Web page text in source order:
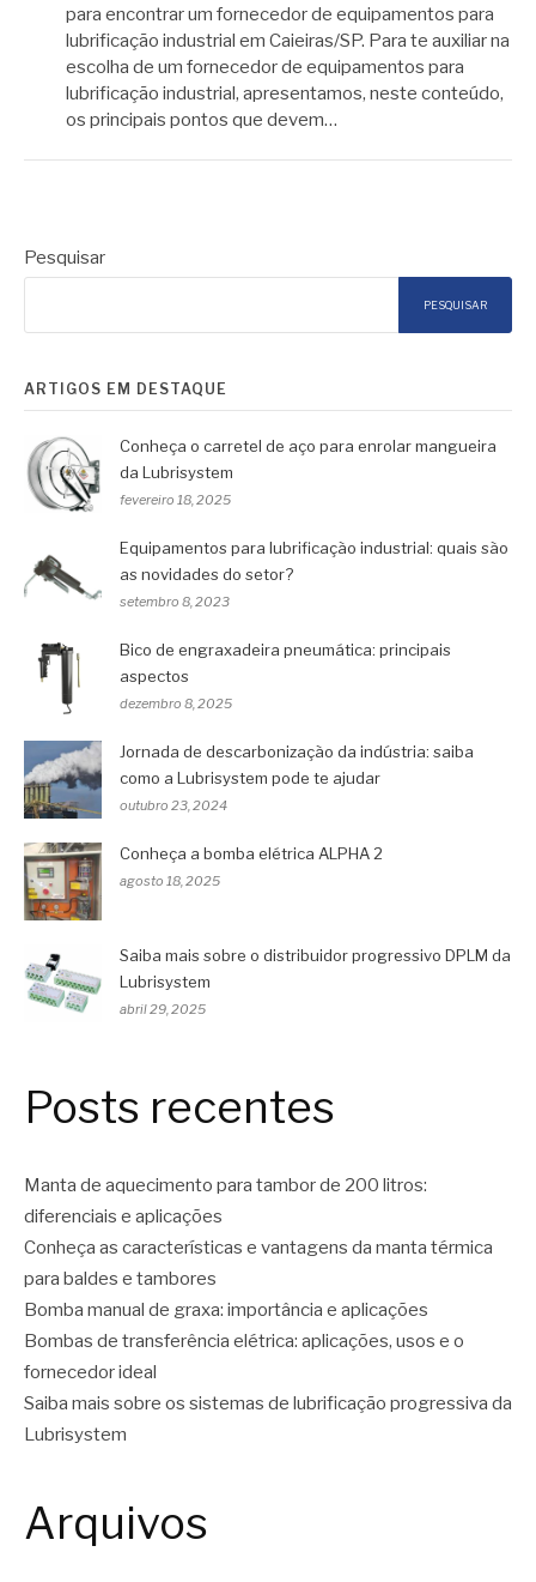
para encontrar um fornecedor de equipamentos para
lubrificação industrial em Caieiras/SP. Para te auxiliar na
escolha de um fornecedor de equipamentos para
lubrificação industrial, apresentamos, neste conteúdo,
os principais pontos que devem…
Pesquisar
PESQUISAR
ARTIGOS EM DESTAQUE
Conheça o carretel de aço para enrolar mangueira
da Lubrisystem
fevereiro 18, 2025
Equipamentos para lubrificação industrial: quais são
as novidades do setor?
setembro 8, 2023
Bico de engraxadeira pneumática: principais
aspectos
dezembro 8, 2025
Jornada de descarbonização da indústria: saiba
como a Lubrisystem pode te ajudar
outubro 23, 2024
Conheça a bomba elétrica ALPHA 2
agosto 18, 2025
Saiba mais sobre o distribuidor progressivo DPLM da
Lubrisystem
abril 29, 2025
Posts recentes
Manta de aquecimento para tambor de 200 litros:
diferenciais e aplicações
Conheça as características e vantagens da manta térmica
para baldes e tambores
Bomba manual de graxa: importância e aplicações
Bombas de transferência elétrica: aplicações, usos e o
fornecedor ideal
Saiba mais sobre os sistemas de lubrificação progressiva da
Lubrisystem
Arquivos